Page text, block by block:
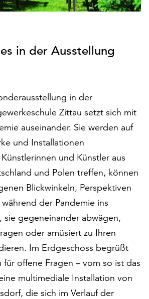
in der Ausstellung
in der
Zittau setzt sich mit
auseinander. Sie werden auf
und Installationen
und Künstler aus
und Polen treffen, können
Blickwinkeln, Perspektiven
der Pandemie ins
sie gegeneinander abwägen,
oder amüsiert zu Ihren
Im Erdgeschoss begrüßt
für offene Fragen – vom so ist das
multimediale Installation von
die sich im Verlauf der